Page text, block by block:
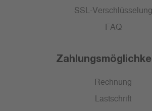
SSL-Verschlüsselung
FAQ
Rechnung
Lastschrift